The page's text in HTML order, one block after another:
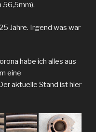
56,5mm).
Jahre. Irgend was war
habe ich alles aus
eine
aktuelle Stand ist hier